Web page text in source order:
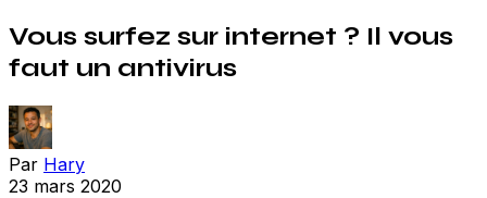
Vous surfez sur internet ? Il vous
faut un antivirus
Par Hary
23 mars 2020